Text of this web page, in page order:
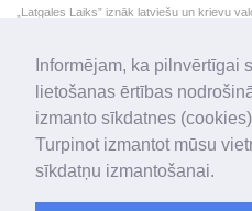
Informējam, ka pilnvērtīgai
lietošanas ērtības
izmanto sīkdatnes
Turpinot izmantot mūsu
sīkdatņu izmantošanai.
„Latgales Laiks” iznāk latviešu un krievu
„Latgales Laiks” latviešu valodā aptver
2026. gada 10. augusts
Pirmdiena
Audris, Brencis, Inuta